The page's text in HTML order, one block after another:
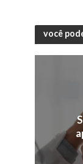
você